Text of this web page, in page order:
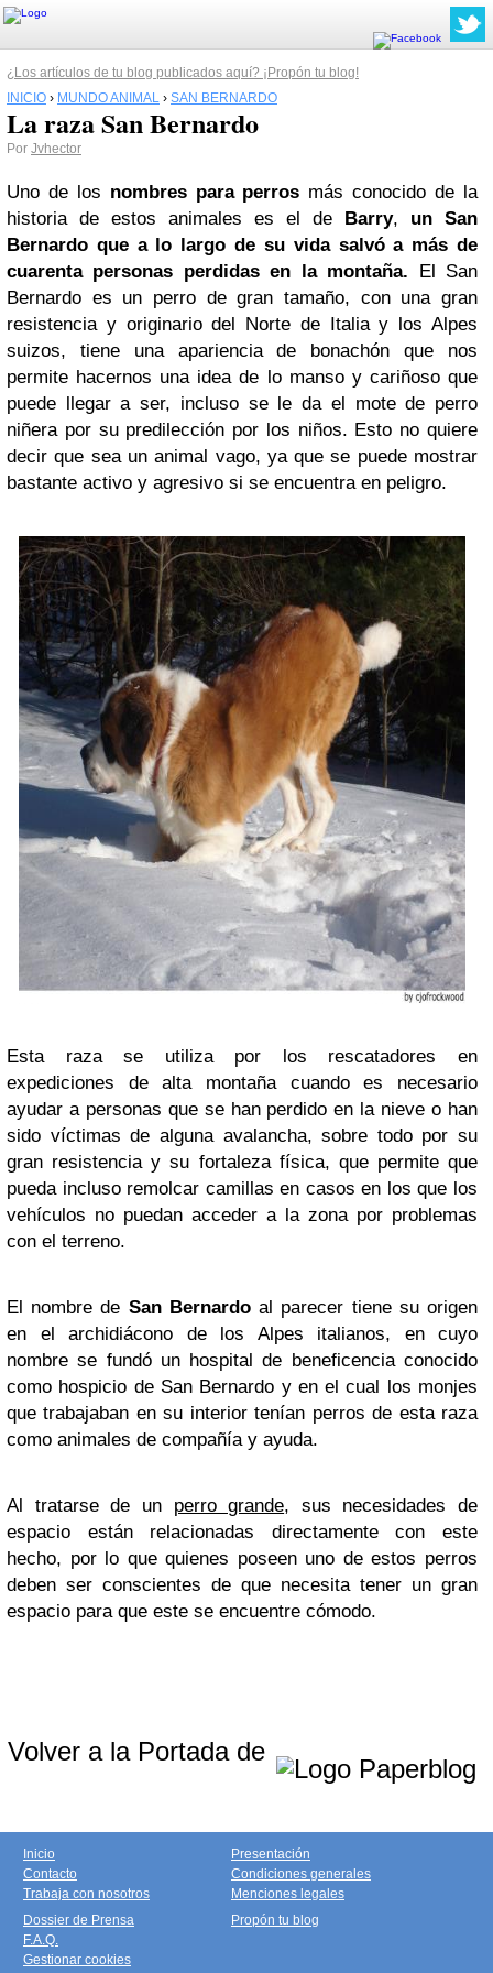
¿Los artículos de tu blog publicados aquí? ¡Propón tu blog!
INICIO › MUNDO ANIMAL › SAN BERNARDO
La raza San Bernardo
Por Jvhector
Uno de los nombres para perros más conocido de la
historia de estos animales es el de Barry, un San
Bernardo que a lo largo de su vida salvó a más de
cuarenta personas perdidas en la montaña. El San
Bernardo es un perro de gran tamaño, con una gran
resistencia y originario del Norte de Italia y los Alpes
suizos, tiene una apariencia de bonachón que nos
permite hacernos una idea de lo manso y cariñoso que
puede llegar a ser, incluso se le da el mote de perro
niñera por su predilección por los niños. Esto no quiere
decir que sea un animal vago, ya que se puede mostrar
bastante activo y agresivo si se encuentra en peligro.
Esta raza se utiliza por los rescatadores en
expediciones de alta montaña cuando es necesario
ayudar a personas que se han perdido en la nieve o han
sido víctimas de alguna avalancha, sobre todo por su
gran resistencia y su fortaleza física, que permite que
pueda incluso remolcar camillas en casos en los que los
vehículos no puedan acceder a la zona por problemas
con el terreno.
El nombre de San Bernardoal parecer tiene su origen
en el archidiácono de los Alpes italianos, en cuyo
nombre se fundó un hospital de beneficencia conocido
como hospicio de San Bernardo y en el cual los monjes
que trabajaban en su interior tenían perros de esta raza
como animales de compañía y ayuda.
Al tratarse de un perro grande, sus necesidades de
espacio están relacionadas directamente con este
hecho, por lo que quienes poseen uno de estos perros
deben ser conscientes de que necesita tener un gran
espacio para que este se encuentre cómodo.
Volver a la Portada de
Inicio
Contacto
Trabaja con nosotros
Presentación
Condiciones generales
Menciones legales
Dossier de Prensa
F.A.Q.
Gestionar cookies
Propón tu blog